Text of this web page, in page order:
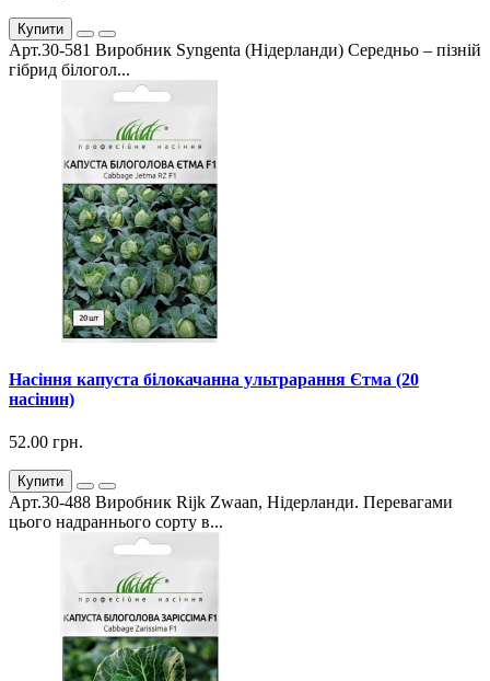
Купити
Арт.30-581 Виробник Syngenta (Нідерланди) Середньо – пізній
гібрид білогол...
Насіння капуста білокачанна ультрарання Єтма (20
насінин)
52.00 грн.
Купити
Арт.30-488 Виробник Rijk Zwaan, Нідерланди. Перевагами
цього надраннього сорту в...